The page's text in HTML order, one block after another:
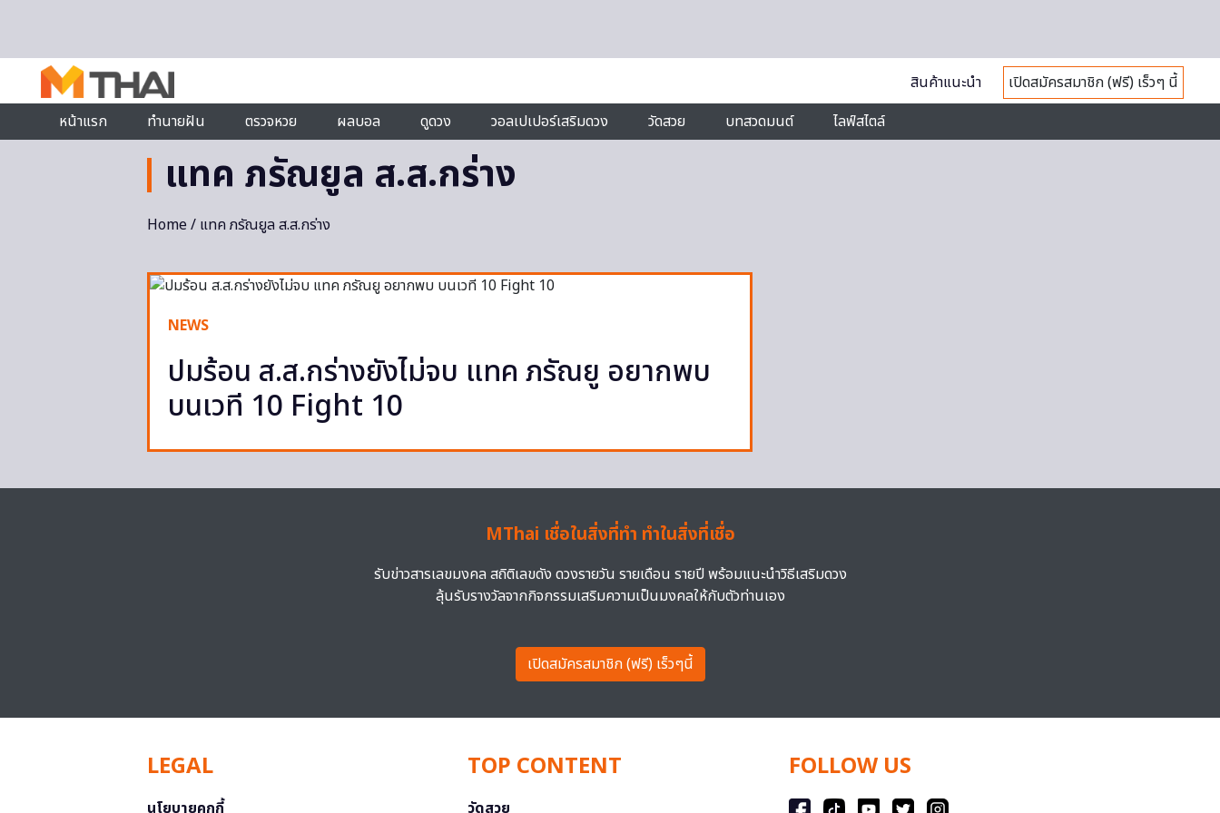
สินค้าแนะนำ
เปิดสมัครสมาชิก (ฟรี) เร็วๆ นี้
หน้าแรก
ทำนายฝัน ตรวจหวย ผลบอล ดูดวง วอลเปเปอร์เสริมดวง วัดสวย บทสวดมนต์ ไลฟ์สไตล์
แทค ภรัณยูล ส.ส.กร่าง
Home/ แทค ภรัณยูล ส.ส.กร่าง
NEWS
ปมร้อน ส.ส.กร่างยังไม่จบ แทค ภรัณยู อยากพบ
บนเวที 10 Fight 10
MThai เชื่อในสิ่งที่ทำ ทำในสิ่งที่เชื่อ
รับข่าวสารเลขมงคล สถิติเลขดัง ดวงรายวัน รายเดือน รายปี พร้อมแนะนำวิธีเสริมดวง
ลุ้นรับรางวัลจากกิจกรรมเสริมความเป็นมงคลให้กับตัวท่านเอง
เปิดสมัครสมาชิก (ฟรี) เร็วๆนี้
LEGAL
นโยบายคุกกี้
TOP CONTENT
วัดสวย
FOLLOW US